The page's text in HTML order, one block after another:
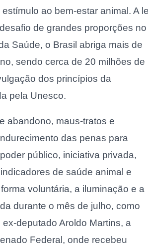
ao bem-estar animal. A
de grandes proporções no
Saúde, o Brasil abriga mais de
sendo cerca de 20 milhões de
dos princípios da
pela Unesco.
abandono, maus-tratos e
das penas para
público, iniciativa privada,
de saúde animal e
voluntária, a iluminação e a
durante o mês de julho, como
deputado Aroldo Martins, a
Federal, onde recebeu